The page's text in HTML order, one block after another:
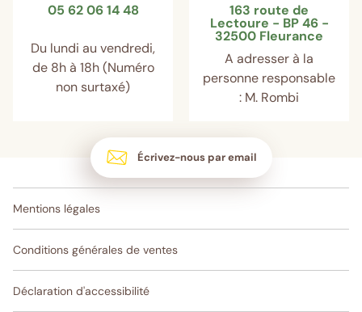
05 62 06 14 48
Du lundi au vendredi,
de 8h à 18h (Numéro
non surtaxé)
163 route de
Lectoure - BP 46 -
32500 Fleurance
A adresser à la
personne responsable
: M. Rombi
Écrivez-nous par email
Mentions légales
Conditions générales de ventes
Déclaration d'accessibilité